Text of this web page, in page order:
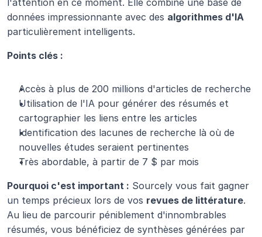
données impressionnante avec des algorithmes d'IA
particulièrement intelligents.
Points clés :
Accès à plus de 200 millions d'articles de recherche
Utilisation de l'IA pour générer des résumés et
cartographier les liens entre les articles
Identification des lacunes de recherche là où de
nouvelles études seraient pertinentes
Très abordable, à partir de 7 $ par mois
Pourquoi c'est important : Sourcely vous fait gagner
un temps précieux lors de vos revues de littérature.
Au lieu de parcourir péniblement d'innombrables
résumés, vous bénéficiez de synthèses générées par